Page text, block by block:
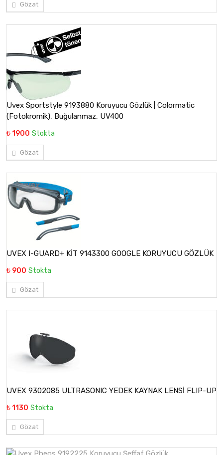
Gözat
Uvex Sportstyle 9193880 Koruyucu Gözlük | Colormatic
(Fotokromik), Buğulanmaz, UV400
₺ 1900 Stokta
Gözat
UVEX I-GUARD+ KİT 9143300 GOOGLE KORUYUCU GÖZLÜK
₺ 900 Stokta
Gözat
UVEX 9302085 ULTRASONIC YEDEK KAYNAK LENSİ FLIP-UP
₺ 1130 Stokta
Gözat